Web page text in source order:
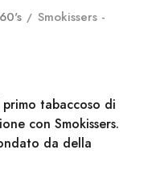
60's
Smokissers -
primo tabaccoso di
con Smokissers.
da della